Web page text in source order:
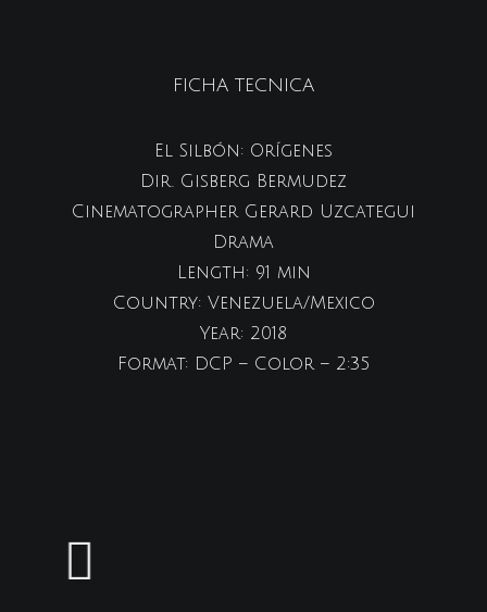
FICHA TECNICA
El Silbón: Orígenes
Dir. Gisberg Bermudez
Cinematographer Gerard Uzcategui
Drama
Length: 91 min
Country: Venezuela/Mexico
Year: 2018
Format: DCP – Color – 2:35